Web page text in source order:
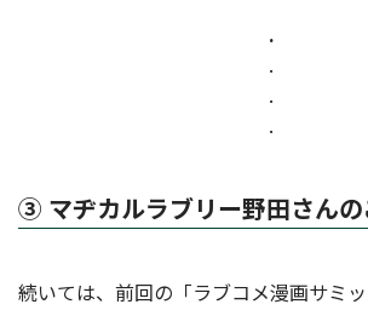
.
.
.
.
③ マヂカルラブリー野田さん
続いては、前回の「ラブコメ漫画サミ